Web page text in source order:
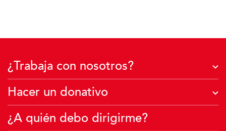
¿Trabaja con nosotros?
Tomo medidas con mi empresa
Quiero ser familia de acogida
Creo un fondo
Hacer un donativo
¿A qué se destinan sus donaciones?
Deseo hacer una donación económica
¿A quién debo dirigirme?